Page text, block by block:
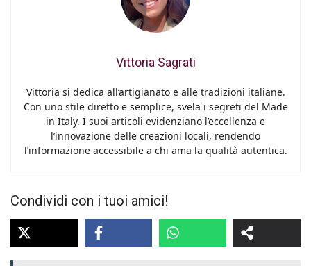
Vittoria Sagrati
Vittoria si dedica all’artigianato e alle tradizioni italiane.
Con uno stile diretto e semplice, svela i segreti del Made
in Italy. I suoi articoli evidenziano l’eccellenza e
l’innovazione delle creazioni locali, rendendo
l’informazione accessibile a chi ama la qualità autentica.
Condividi con i tuoi amici!